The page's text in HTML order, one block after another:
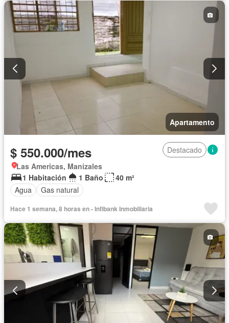
Apartamento
$ 550.000/mes
Destacado
Las Americas, Manizales
1 Habitación
1 Baño
40 m²
Agua
Gas natural
Hace 1 semana, 8 horas en - Infibank Inmobiliaria